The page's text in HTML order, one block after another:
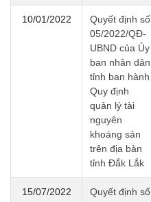
10/01/2022
Quyết định số
05/2022/QĐ-
UBND của Ủy
ban nhân dân
tỉnh ban hành
Quy định
quản lý tài
nguyên
khoáng sản
trên địa bàn
tỉnh Đắk Lắk
15/07/2022
Quyết định số